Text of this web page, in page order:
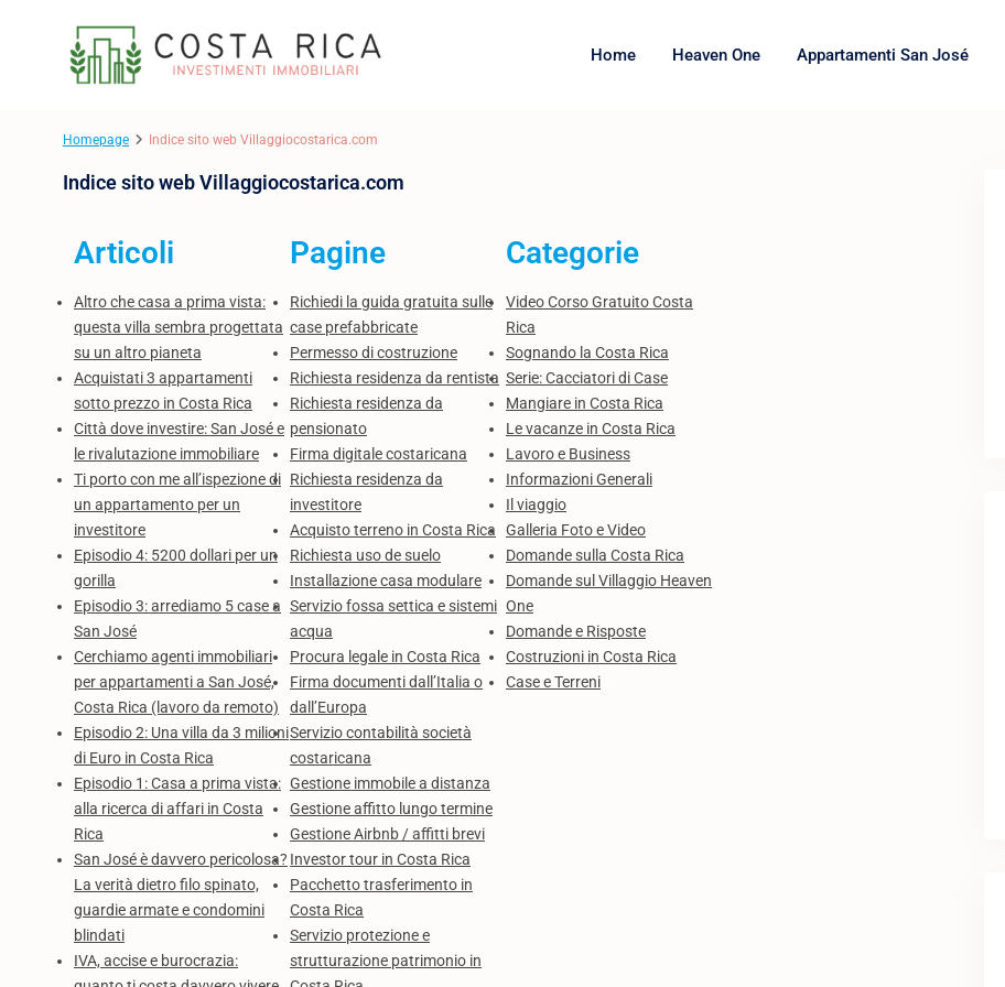
Home Heaven One Appartamenti San José
Homepage Indice sito web Villaggiocostarica.com
Indice sito web Villaggiocostarica.com
Articoli
Altro che casa a prima vista:
questa villa sembra progettata
su un altro pianeta
Acquistati 3 appartamenti
sotto prezzo in Costa Rica
Città dove investire: San José e
le rivalutazione immobiliare
Ti porto con me all’ispezione di
un appartamento per un
investitore
Episodio 4: 5200 dollari per un
gorilla
Episodio 3: arrediamo 5 case a
San José
Cerchiamo agenti immobiliari
per appartamenti a San José,
Costa Rica (lavoro da remoto)
Episodio 2: Una villa da 3 milioni
di Euro in Costa Rica
Episodio 1: Casa a prima vista:
alla ricerca di affari in Costa
Rica
San José è davvero pericolosa?
La verità dietro filo spinato,
guardie armate e condomini
blindati
IVA, accise e burocrazia:
Pagine
Richiedi la guida gratuita sulle
case prefabbricate
Permesso di costruzione
Richiesta residenza da rentista
Richiesta residenza da
pensionato
Firma digitale costaricana
Richiesta residenza da
investitore
Acquisto terreno in Costa Rica
Richiesta uso de suelo
Installazione casa modulare
Servizio fossa settica e sistemi
acqua
Procura legale in Costa Rica
Firma documenti dall’Italia o
dall’Europa
Servizio contabilità società
costaricana
Gestione immobile a distanza
Gestione affitto lungo termine
Gestione Airbnb / affitti brevi
Investor tour in Costa Rica
Pacchetto trasferimento in
Costa Rica
Servizio protezione e
strutturazione patrimonio in
Categorie
Video Corso Gratuito Costa
Rica
Sognando la Costa Rica
Serie: Cacciatori di Case
Mangiare in Costa Rica
Le vacanze in Costa Rica
Lavoro e Business
Informazioni Generali
Il viaggio
Galleria Foto e Video
Domande sulla Costa Rica
Domande sul Villaggio Heaven
One
Domande e Risposte
Costruzioni in Costa Rica
Case e Terreni